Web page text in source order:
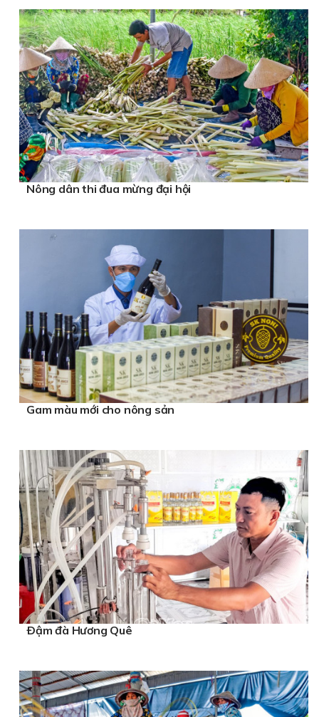
Nông dân thi đua mừng đại hội
Gam màu mới cho nông sản
Ðậm đà Hương Quê